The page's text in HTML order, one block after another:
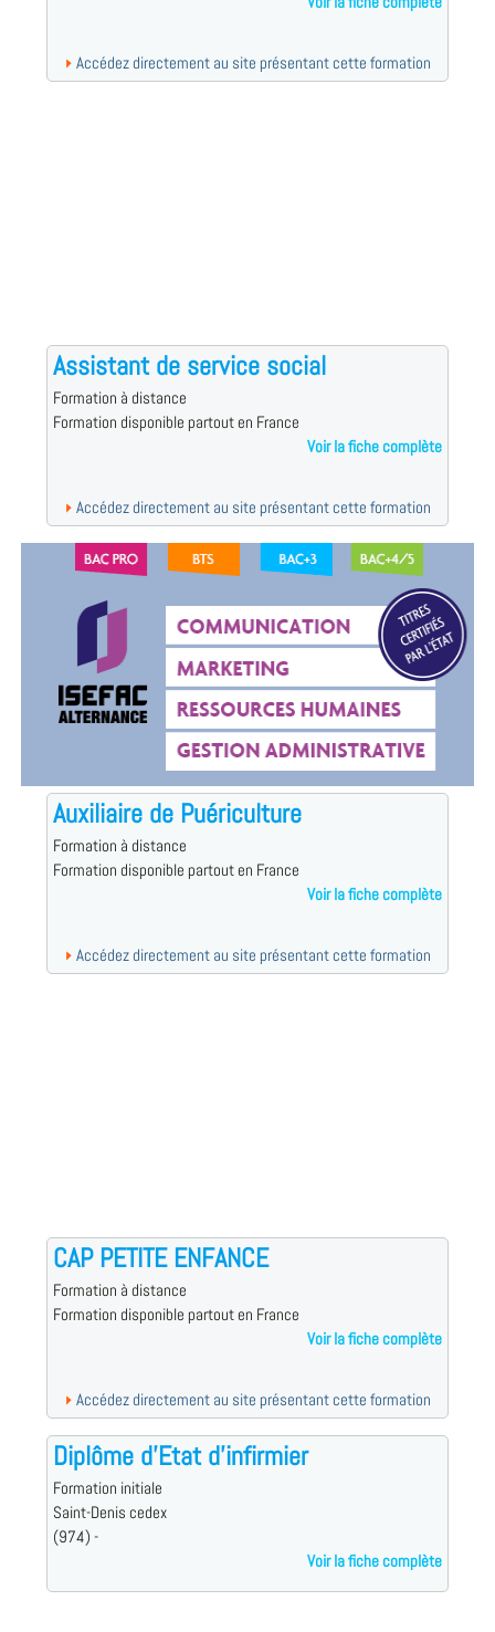
Accédez directement au site présentant cette formation
Assistant de service social
Formation à distance
Formation disponible partout en France
Voir la fiche complète
Accédez directement au site présentant cette formation
Auxiliaire de Puériculture
Formation à distance
Formation disponible partout en France
Voir la fiche complète
Accédez directement au site présentant cette formation
CAP PETITE ENFANCE
Formation à distance
Formation disponible partout en France
Voir la fiche complète
Accédez directement au site présentant cette formation
Diplôme d'Etat d'infirmier
Formation initiale
Saint-Denis cedex
(974) -
Voir la fiche complète